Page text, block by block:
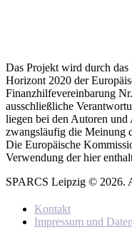
Das Projekt wird durch
Horizont 2020 der
Finanzhilfevereinbarung
ausschließliche
liegen bei den Autoren
zwangsläufig die Meinung
Die Europäische
Verwendung der hier
SPARCS Leipzig © 2026.
Kontakt
Impressum und